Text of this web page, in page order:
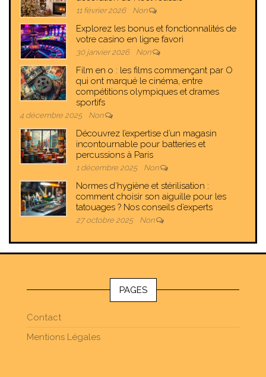
11 février 2026 Non
Explorez les bonus et fonctionnalités de
votre casino en ligne favori
30 janvier 2026 Non
Film en o : les films commençant par O
qui ont marqué le cinéma, entre
compétitions olympiques et drames
sportifs
4 décembre 2025 Non
Découvrez l’expertise d’un magasin
incontournable pour batteries et
percussions à Paris
1 décembre 2025 Non
Normes d’hygiène et stérilisation :
comment choisir son aiguille pour les
tatouages ? Nos conseils d’experts
27 octobre 2025 Non
PAGES
Contact
Mentions Légales